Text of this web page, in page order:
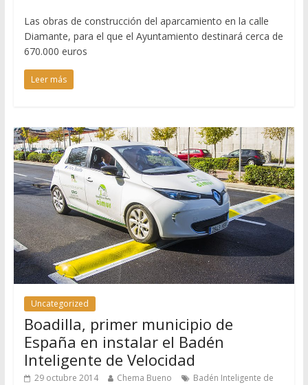
Las obras de construcción del aparcamiento en la calle
Diamante, para el que el Ayuntamiento destinará cerca de
670.000 euros
Leer más
Uncategorized
Boadilla, primer municipio de
España en instalar el Badén
Inteligente de Velocidad
29 octubre 2014 Chema Bueno
Badén Inteligente de